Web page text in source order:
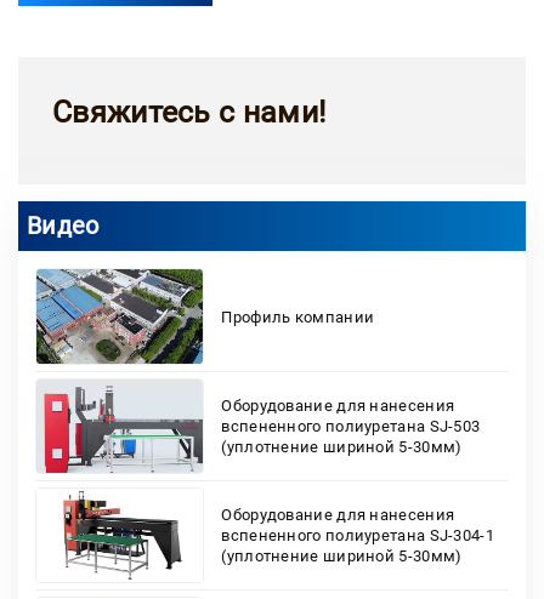
Свяжитесь с нами!
Видео
Профиль компании
Оборудование для нанесения
вспененного полиуретана SJ-503
(уплотнение шириной 5-30мм)
Оборудование для нанесения
вспененного полиуретана SJ-304-1
(уплотнение шириной 5-30мм)